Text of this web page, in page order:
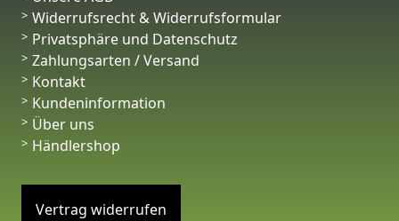
Widerrufsrecht & Widerrufsformular
Privatsphäre und Datenschutz
Zahlungsarten / Versand
Kontakt
Kundeninformation
Über uns
Händlershop
Vertrag widerrufen